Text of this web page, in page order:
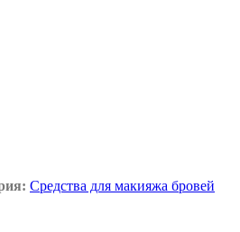
Средства для макияжа бровей